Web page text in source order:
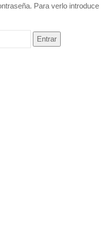
Para verlo introduce